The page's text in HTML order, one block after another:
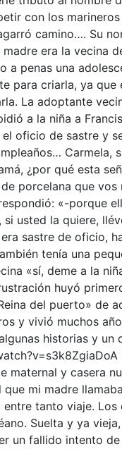
con los
camino…. Su
era la vecina
a penas una
para criarla, ya
La adoptante
a la niña a
oficio de sastre y
Carmela,
¿por qué esta
porcelana que
«-porque
si usted la quiere,
sastre de oficio,
tenía una
«sí, deme a la
huyó
del puerto» de
y vivió muchos
historias y un
maternal y casera
mi madre
tanto viaje.
Suelta y ya
un fallido intento